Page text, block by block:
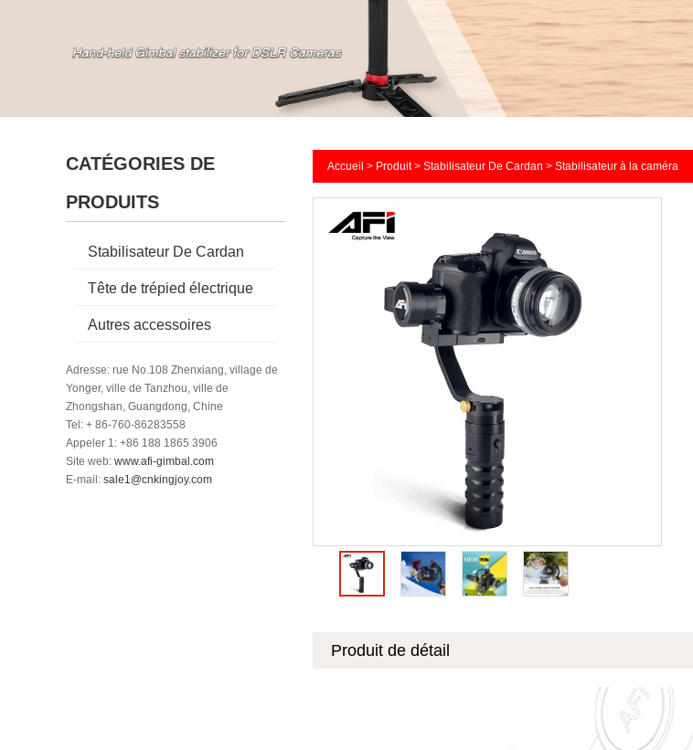
CATÉGORIES DE
PRODUITS
Stabilisateur De Cardan
Tête de trépied électrique
Autres accessoires
Adresse: rue No.108 Zhenxiang, village de
Yonger, ville de Tanzhou, ville de
Zhongshan, Guangdong, Chine
Tel: + 86-760-86283558
Appeler 1: +86 188 1865 3906
Site web: www.afi-gimbal.com
E-mail: sale1@cnkingjoy.com
Accueil > Produit> Stabilisateur De Cardan > Stabilisateur à la caméra
Produit de détail